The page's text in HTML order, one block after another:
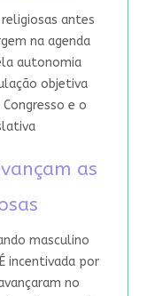
antes
na agenda
autonomia
objetiva
e o
as
masculino
incentivada por
no